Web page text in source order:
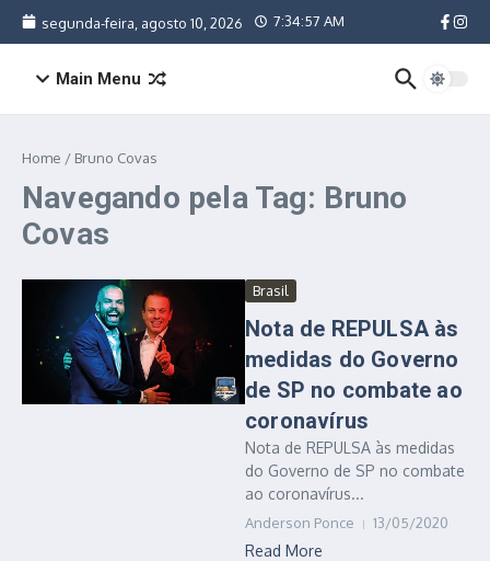
Ir para o conteúdo
segunda-feira, agosto 10, 2026 7:34:57 AM
Main Menu
Home / Bruno Covas
Navegando pela Tag: Bruno
Covas
Brasil
Nota de REPULSA às
medidas do Governo
de SP no combate ao
coronavírus
Nota de REPULSA às medidas
do Governo de SP no combate
ao coronavírus...
Anderson Ponce 13/05/2020
Read More